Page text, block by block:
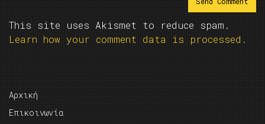
This site uses Akismet to reduce spam.
Learn how your comment data is processed.
Αρχική
Επικοινωνία